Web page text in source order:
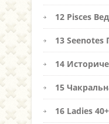
12 Pisces
13
14
15
16 Ladies 40+